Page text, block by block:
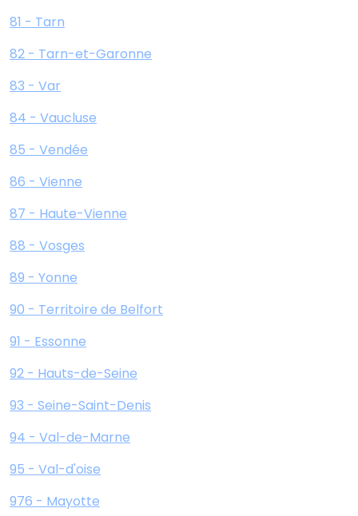
81 - Tarn
82 - Tarn-et-Garonne
83 - Var
84 - Vaucluse
85 - Vendée
86 - Vienne
87 - Haute-Vienne
88 - Vosges
89 - Yonne
90 - Territoire de Belfort
91 - Essonne
92 - Hauts-de-Seine
93 - Seine-Saint-Denis
94 - Val-de-Marne
95 - Val-d'oise
976 - Mayotte